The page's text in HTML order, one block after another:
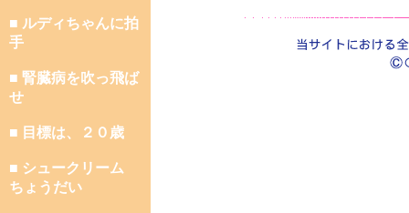
■ ルディちゃんに拍
手
■ 腎臓病を吹っ飛ば
せ
■ 目標は、２０歳
■ シュークリーム
ちょうだい